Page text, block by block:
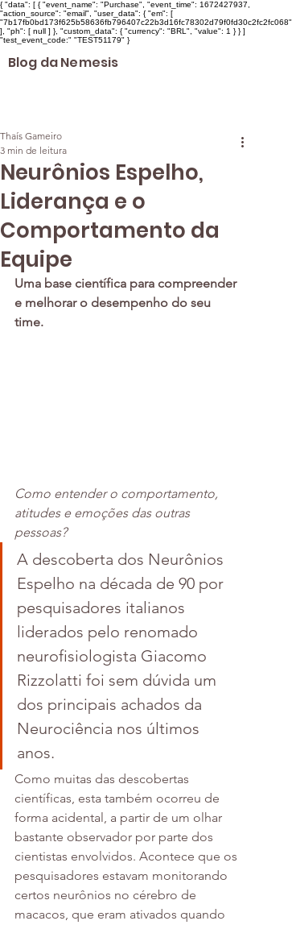
{ "data": [ { "event_name": "Purchase", "event_time": 1672427937,
"action_source": "email", "user_data": { "em": [
"7b17fb0bd173f625b58636fb796407c22b3d16fc78302d79f0fd30c2fc2fc068"
], "ph": [ null ] }, "custom_data": { "currency": "BRL", "value": 1 } } ]
"test_event_code:" "TEST51179" }
Blog da Nemesis
Neurônios Espelho,
Liderança e o
Comportamento da
Equipe
Thaís Gameiro
3 min de leitura
Uma base científica para compreender
e melhorar o desempenho do seu
time.
Como entender o comportamento,
atitudes e emoções das outras
pessoas?
A descoberta dos Neurônios
Espelho na década de 90 por
pesquisadores italianos
liderados pelo renomado
neurofisiologista Giacomo
Rizzolatti foi sem dúvida um
dos principais achados da
Neurociência nos últimos
anos.
Como muitas das descobertas
científicas, esta também ocorreu de
forma acidental, a partir de um olhar
bastante observador por parte dos
cientistas envolvidos. Acontece que os
pesquisadores estavam monitorando
certos neurônios no cérebro de
macacos, que eram ativados quando